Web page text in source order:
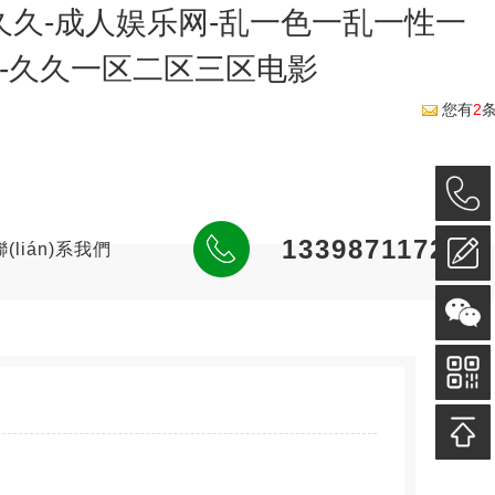
-成人娱乐网-乱一色一乱一性一
久一区二区三区电影
您有2
(lián)系我們 13398711726